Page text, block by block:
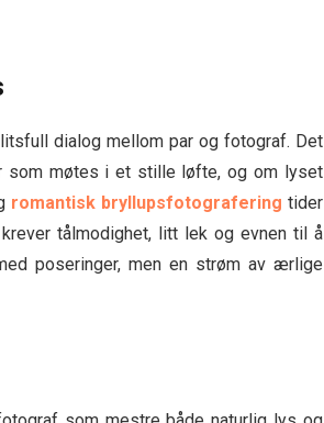
dialog mellom par og fotograf. Det
som møtes i et stille løfte, og om lyset
romantisk bryllupsfotografering tider
tålmodighet, litt lek og evnen til å
poseringer, men en strøm av ærlige